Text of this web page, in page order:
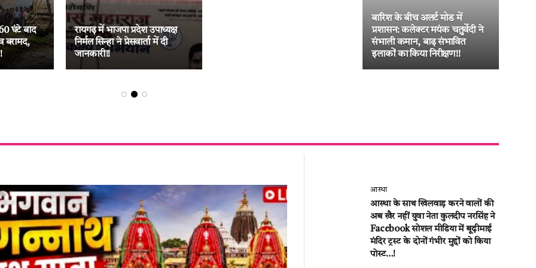
कोरबा
पर छाल
33 जुआरी
राम मंदिर में कथित चोरी को लेकर
कांग्रेस का केंद्र सरकार पर तीखा
हमला!!
श्याम टॉकीज रोड पर निगम की बड़ी
कार्रवाई: सड़क घेरने वाले 14
दुकानदारों पर चला”जुर्माने का डंडा!!
आस्था
आस्था के साथ खिलवाड़ करने वालों की
अब खैर नहीं युवा नेता कुलदीप नरसिंह ने
Facebook सोशल मीडिया में बूढ़ीमाई
मंदिर ट्रस्ट के दोनों गंभीर मुद्दों को किया
पोस्ट…!